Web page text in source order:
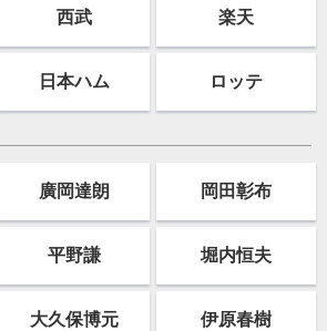
西武 楽天
日本ハム ロッテ
廣岡達朗 岡田彰布
平野謙 堀内恒夫
大久保博元 伊原春樹